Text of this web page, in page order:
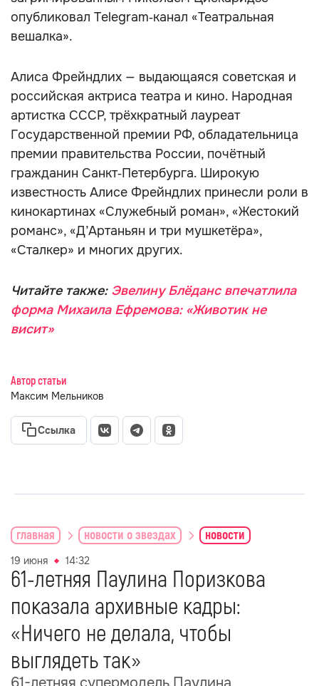
опубликовал Telegram‑канал «Театральная
вешалка».
Алиса Фрейндлих — выдающаяся советская и
российская актриса театра и кино. Народная
артистка СССР, трёхкратный лауреат
Государственной премии РФ, обладательница
премии правительства России, почётный
гражданин Санкт‑Петербурга. Широкую
известность Алисе Фрейндлих принесли роли в
кинокартинах «Служебный роман», «Жестокий
романс», «Д’Артаньян и три мушкетёра»,
«Сталкер» и многих других.
Читайте также: Эвелину Блёданс впечатлила
форма Михаила Ефремова: «Животик не
висит»
Автор статьи
Максим Мельников
Ссылка
главная новости о звездах новости
19 июня 14:32
61-летняя Паулина Поризкова
показала архивные кадры:
«Ничего не делала, чтобы
выглядеть так»